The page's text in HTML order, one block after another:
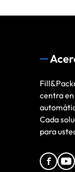
centra en
Cada
para